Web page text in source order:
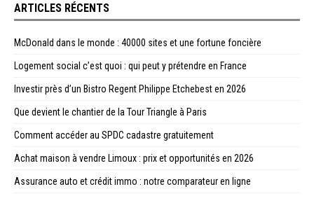
ARTICLES RÉCENTS
McDonald dans le monde : 40000 sites et une fortune foncière
Logement social c’est quoi : qui peut y prétendre en France
Investir près d’un Bistro Regent Philippe Etchebest en 2026
Que devient le chantier de la Tour Triangle à Paris
Comment accéder au SPDC cadastre gratuitement
Achat maison à vendre Limoux : prix et opportunités en 2026
Assurance auto et crédit immo : notre comparateur en ligne